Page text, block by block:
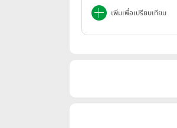
เพิ่มเพื่อเปรียบเทียบ